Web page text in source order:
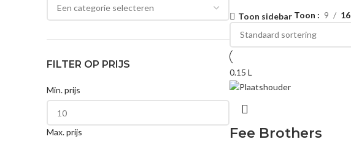
FILTER OP PRIJS
Min. prijs
Max. prijs
Toon sidebar Toon 9 16
0.15 L
Fee Brothers